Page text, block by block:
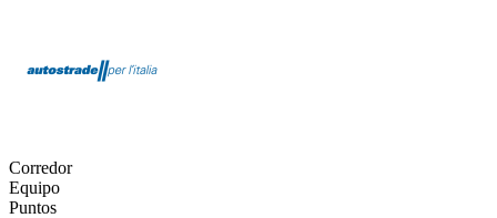
Corredor
Equipo
Puntos